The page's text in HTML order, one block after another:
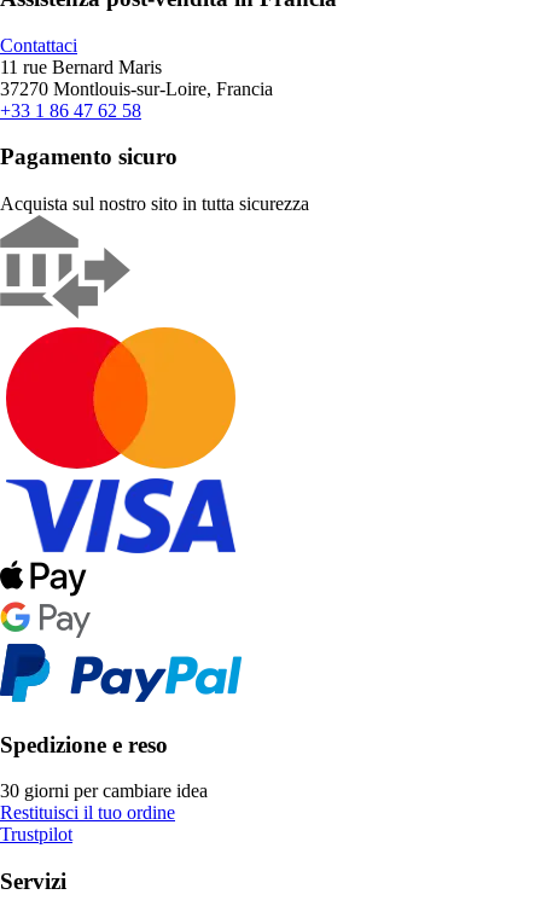
Contattaci
11 rue Bernard Maris
37270 Montlouis-sur-Loire, Francia
+33 1 86 47 62 58
Pagamento sicuro
Acquista sul nostro sito in tutta sicurezza
Spedizione e reso
30 giorni per cambiare idea
Restituisci il tuo ordine
Trustpilot
Servizi